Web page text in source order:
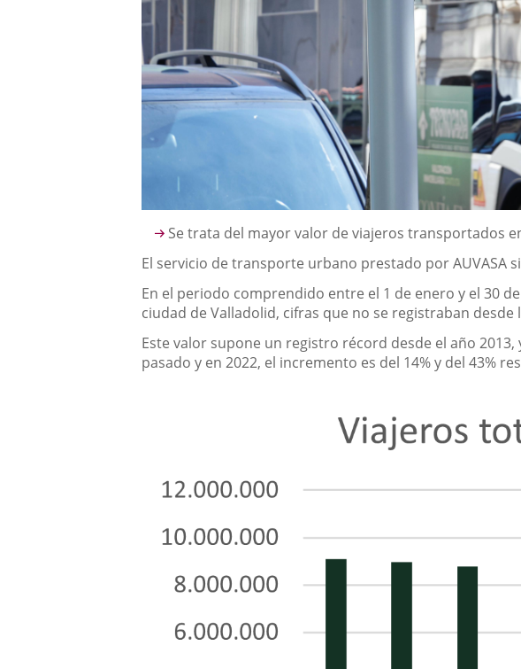
Descripción
Se trata del mayor valor de viajeros transportados
El servicio de transporte urbano prestado por AUVASA
En el periodo comprendido entre el 1 de enero y el 30
ciudad de Valladolid, cifras que no se registraban
Este valor supone un registro récord desde el año
pasado y en 2022, el incremento es del 14% y del 43%